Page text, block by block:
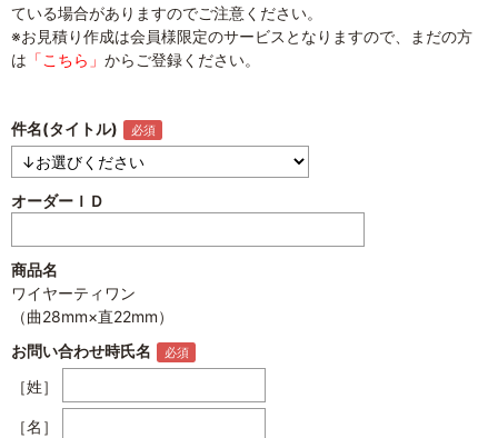
ている場合がありますのでご注意ください。
※お見積り作成は会員様限定のサービスとなりますので、まだの方
は 「こちら」 からご登録ください。
件名(タイトル)
オーダーＩＤ
商品名
ワイヤーティワン
（曲28mm×直22mm）
お問い合わせ時氏名
［姓］
［名］